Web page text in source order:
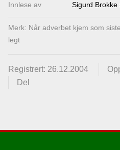
Innlese av Sigurd Brokke
Merk: Når adverbet kjem som
legt
Registrert: 26.12.2004
Del